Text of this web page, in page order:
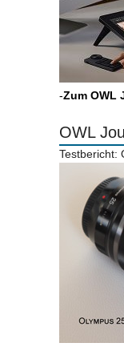
-Zum OWL
OWL
Testbericht: